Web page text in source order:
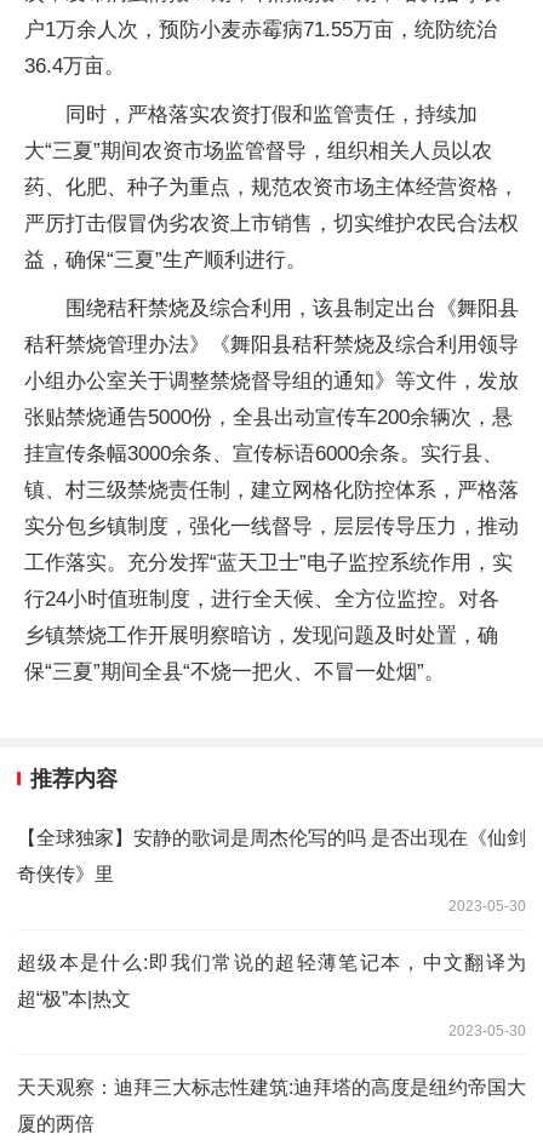
户1万余人次，预防小麦赤霉病71.55万亩，统防统治
36.4万亩。
同时，严格落实农资打假和监管责任，持续加
大“三夏”期间农资市场监管督导，组织相关人员以农
药、化肥、种子为重点，规范农资市场主体经营资格，
严厉打击假冒伪劣农资上市销售，切实维护农民合法权
益，确保“三夏”生产顺利进行。
围绕秸秆禁烧及综合利用，该县制定出台《舞阳县
秸秆禁烧管理办法》《舞阳县秸秆禁烧及综合利用领导
小组办公室关于调整禁烧督导组的通知》等文件，发放
张贴禁烧通告5000份，全县出动宣传车200余辆次，悬
挂宣传条幅3000余条、宣传标语6000余条。实行县、
镇、村三级禁烧责任制，建立网格化防控体系，严格落
实分包乡镇制度，强化一线督导，层层传导压力，推动
工作落实。充分发挥“蓝天卫士”电子监控系统作用，实
行24小时值班制度，进行全天候、全方位监控。对各
乡镇禁烧工作开展明察暗访，发现问题及时处置，确
保“三夏”期间全县“不烧一把火、不冒一处烟”。
推荐内容
【全球独家】安静的歌词是周杰伦写的吗 是否出现在《仙剑
奇侠传》里
2023-05-30
超级本是什么:即我们常说的超轻薄笔记本，中文翻译为
超“极”本|热文
2023-05-30
天天观察：迪拜三大标志性建筑:迪拜塔的高度是纽约帝国大
厦的两倍